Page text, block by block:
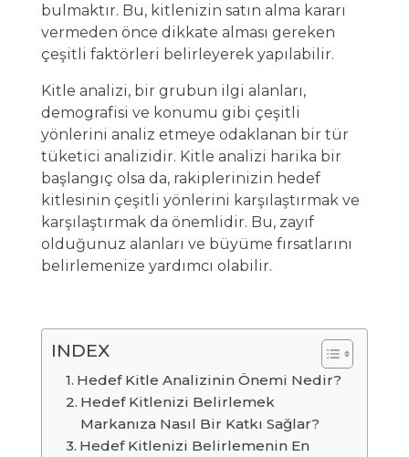
bulmaktır. Bu, kitlenizin satın alma kararı
vermeden önce dikkate alması gereken
çeşitli faktörleri belirleyerek yapılabilir.
Kitle analizi, bir grubun ilgi alanları,
demografisi ve konumu gibi çeşitli
yönlerini analiz etmeye odaklanan bir tür
tüketici analizidir. Kitle analizi harika bir
başlangıç ​​olsa da, rakiplerinizin hedef
kitlesinin çeşitli yönlerini karşılaştırmak ve
karşılaştırmak da önemlidir. Bu, zayıf
olduğunuz alanları ve büyüme fırsatlarını
belirlemenize yardımcı olabilir.
INDEX
Hedef Kitle Analizinin Önemi Nedir?
Hedef Kitlenizi Belirlemek
Markanıza Nasıl Bir Katkı Sağlar?
Hedef Kitlenizi Belirlemenin En